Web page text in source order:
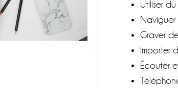
Utiliser
Naviguer
Graver
Importer
Écouter